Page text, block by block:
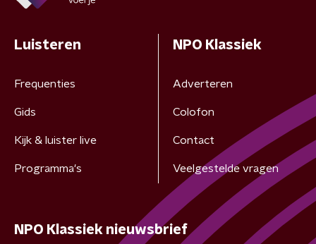
Luisteren
Frequenties
Gids
Kijk & luister live
Programma's
NPO Klassiek
Adverteren
Colofon
Contact
Veelgestelde vragen
NPO Klassiek nieuwsbrief